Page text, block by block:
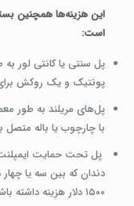
این هزینه‌ها همچنین
است:
پونتیک و یک روکش برای
با چارچوب یا باله‌ متصل
پل تحت حمایت
۱۵۰۰ دلار هزینه داشته باشد.